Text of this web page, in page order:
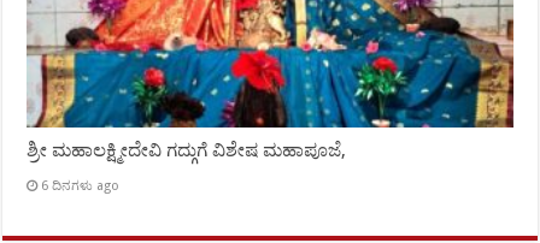
ಶ್ರೀ ಮಹಾಲಕ್ಷ್ಮೀದೇವಿ ಗದ್ಗುಗೆ ವಿಶೇಷ ಮಹಾಪೂಜೆ,
6 ದಿನಗಳು ago